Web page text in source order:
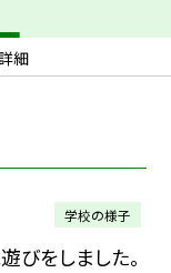
細
学校の様子
をしました。